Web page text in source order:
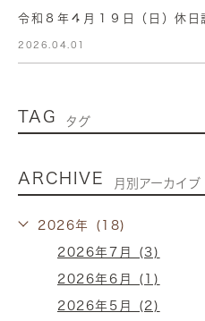
令和８年４月１９日（日）休日
2026.04.01
TAG タグ
ARCHIVE 月別アーカイブ
2026年 (18)
2026年7月 (3)
2026年6月 (1)
2026年5月 (2)